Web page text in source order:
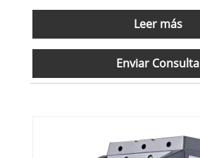
Leer más
Enviar Consulta